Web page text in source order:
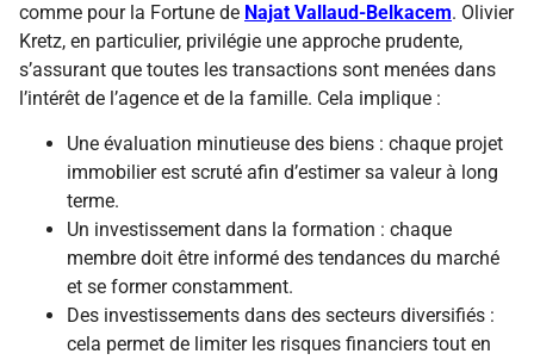
comme pour la Fortune de Najat Vallaud-Belkacem. Olivier
Kretz, en particulier, privilégie une approche prudente,
s’assurant que toutes les transactions sont menées dans
l’intérêt de l’agence et de la famille. Cela implique :
Une évaluation minutieuse des biens : chaque projet
immobilier est scruté afin d’estimer sa valeur à long
terme.
Un investissement dans la formation : chaque
membre doit être informé des tendances du marché
et se former constamment.
Des investissements dans des secteurs diversifiés :
cela permet de limiter les risques financiers tout en